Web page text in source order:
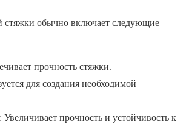
стяжки обычно включает следующие
прочность стяжки.
для создания необходимой
прочность и устойчивость к